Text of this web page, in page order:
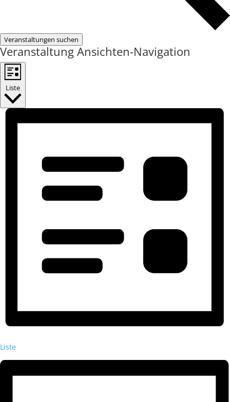
Veranstaltungen suchen
Veranstaltung Ansichten-Navigation
Liste
Liste